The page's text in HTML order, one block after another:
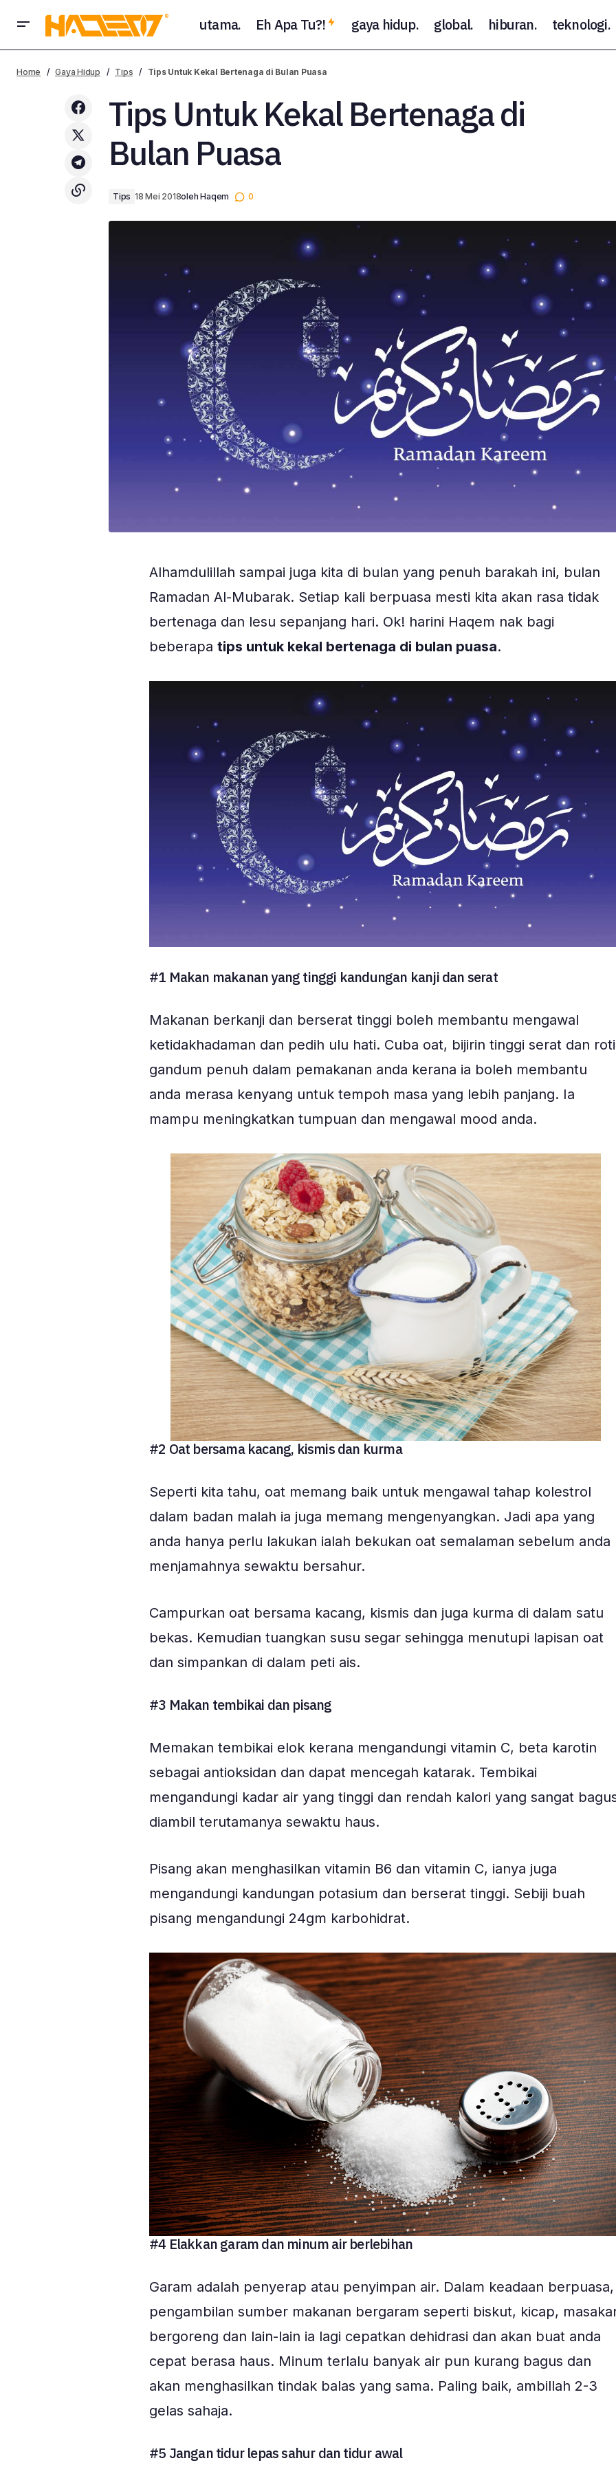
utama. Eh Apa Tu?! gaya hidup. global. hiburan. teknologi.
Malaysia Buat Kali Ke-2, Ini 15 Fakta
Yang Perlu Anda Ambil Tahu
Home Gaya Hidup Tips Tips Untuk Kekal Bertenaga di Bulan Puasa
Tips Untuk Kekal Bertenaga di
Bulan Puasa
Tips 18 Mei 2018oleh Haqem 0
Alhamdulillah sampai juga kita di bulan yang penuh barakah ini, bulan
Ramadan Al-Mubarak. Setiap kali berpuasa mesti kita akan rasa tidak
bertenaga dan lesu sepanjang hari. Ok! harini Haqem nak bagi
beberapa tips untuk kekal bertenaga di bulan puasa.
#1 Makan makanan yang tinggi kandungan kanji dan serat
Makanan berkanji dan berserat tinggi boleh membantu mengawal
ketidakhadaman dan pedih ulu hati. Cuba oat, bijirin tinggi serat dan roti
gandum penuh dalam pemakanan anda kerana ia boleh membantu
anda merasa kenyang untuk tempoh masa yang lebih panjang. Ia
mampu meningkatkan tumpuan dan mengawal mood anda.
#2 Oat bersama kacang, kismis dan kurma
Seperti kita tahu, oat memang baik untuk mengawal tahap kolestrol
dalam badan malah ia juga memang mengenyangkan. Jadi apa yang
anda hanya perlu lakukan ialah bekukan oat semalaman sebelum anda
menjamahnya sewaktu bersahur.
Campurkan oat bersama kacang, kismis dan juga kurma di dalam satu
bekas. Kemudian tuangkan susu segar sehingga menutupi lapisan oat
dan simpankan di dalam peti ais.
#3 Makan tembikai dan pisang
Memakan tembikai elok kerana mengandungi vitamin C, beta karotin
sebagai antioksidan dan dapat mencegah katarak. Tembikai
mengandungi kadar air yang tinggi dan rendah kalori yang sangat
diambil terutamanya sewaktu haus.
Pisang akan menghasilkan vitamin B6 dan vitamin C, ianya juga
mengandungi kandungan potasium dan berserat tinggi. Sebiji buah
pisang mengandungi 24gm karbohidrat.
#4 Elakkan garam dan minum air berlebihan
Garam adalah penyerap atau penyimpan air. Dalam keadaan berpuasa,
pengambilan sumber makanan bergaram seperti biskut, kicap,
bergoreng dan lain-lain ia lagi cepatkan dehidrasi dan akan buat anda
cepat berasa haus. Minum terlalu banyak air pun kurang bagus dan
akan menghasilkan tindak balas yang sama. Paling baik, ambillah 2-3
gelas sahaja.
#5 Jangan tidur lepas sahur dan tidur awal